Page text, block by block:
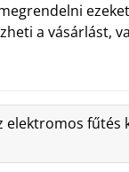
ezeket
a vásárlást,
elektromos fűtés